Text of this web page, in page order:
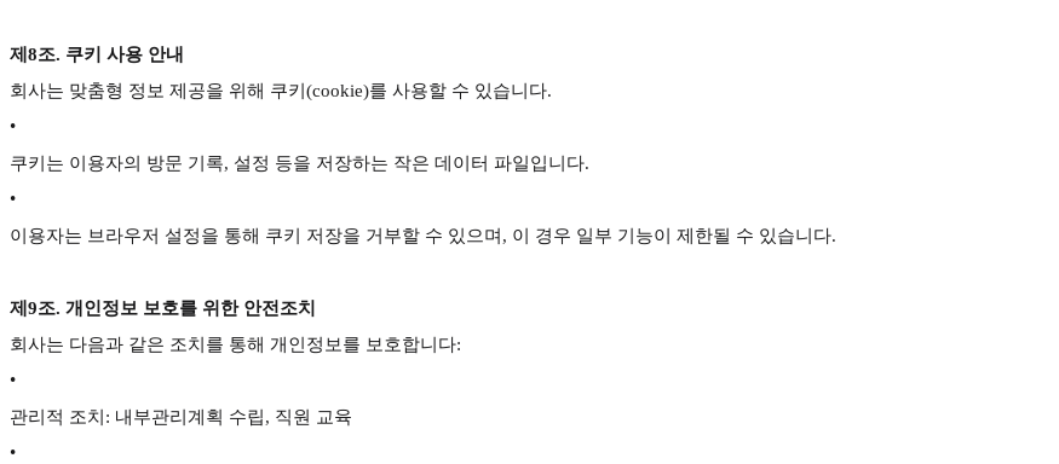
제8조. 쿠키 사용 안내
회사는 맞춤형 정보 제공을 위해 쿠키(cookie)를 사용할 수 있습니다.
•
쿠키는 이용자의 방문 기록, 설정 등을 저장하는 작은 데이터 파일입니다.
•
이용자는 브라우저 설정을 통해 쿠키 저장을 거부할 수 있으며, 이 경우 일부 기능이 제한될 수 있습니다.
제9조. 개인정보 보호를 위한 안전조치
회사는 다음과 같은 조치를 통해 개인정보를 보호합니다:
•
관리적 조치: 내부관리계획 수립, 직원 교육
•